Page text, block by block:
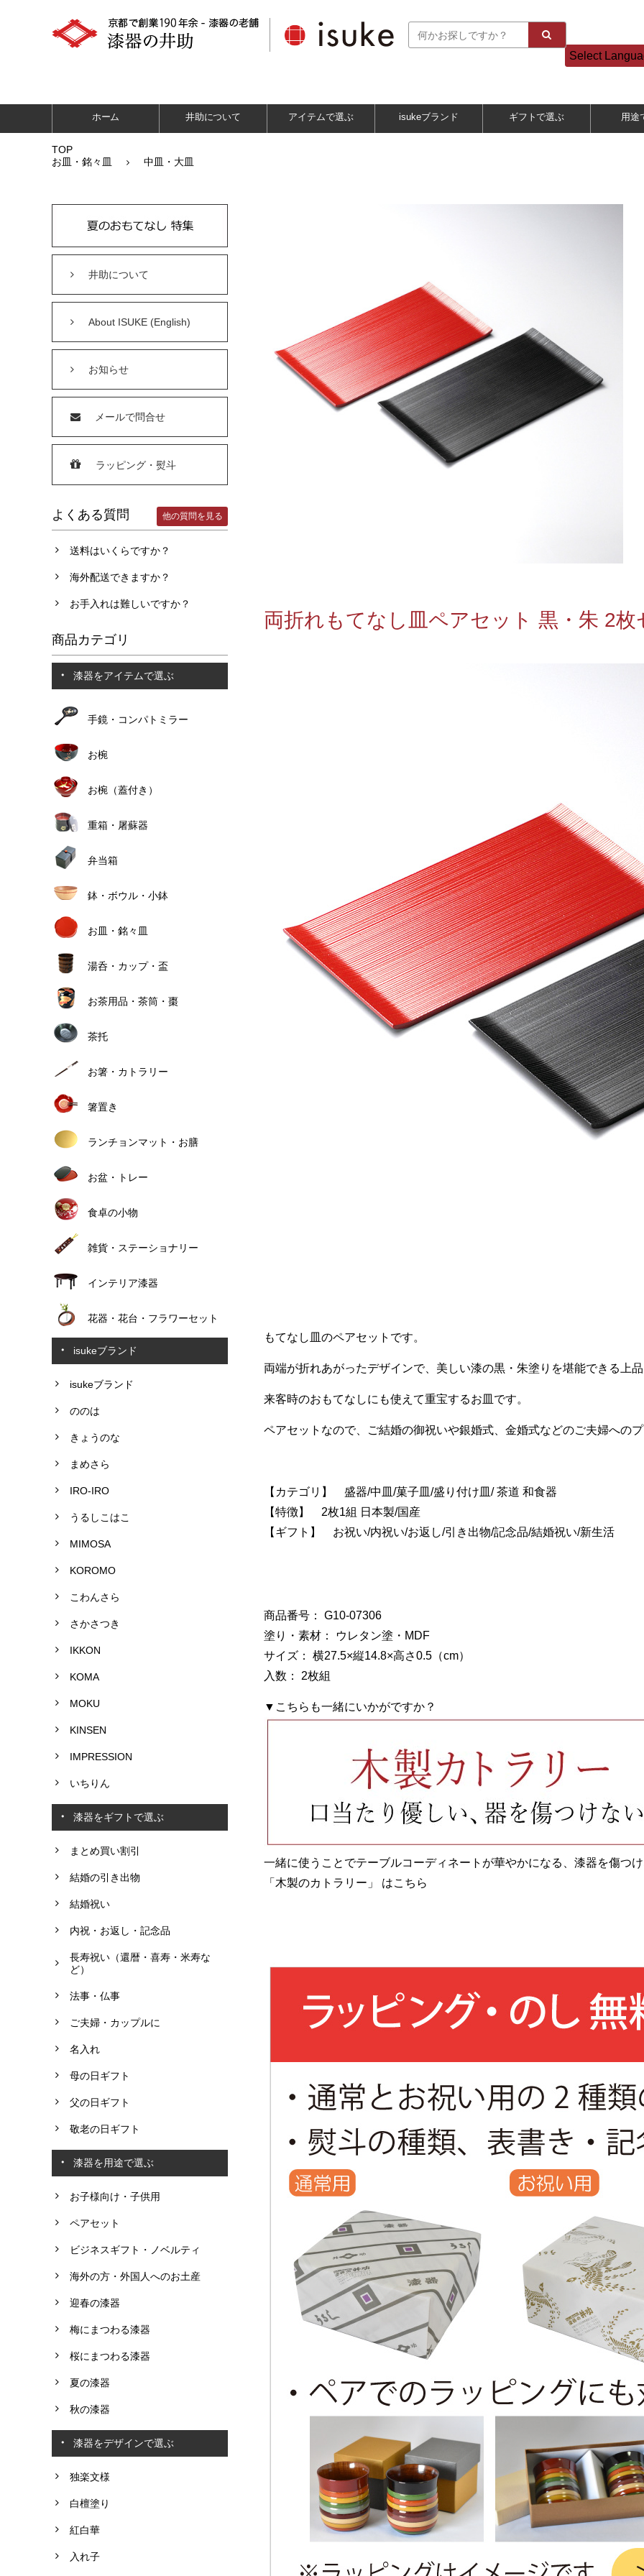
Select
ホーム 井助について アイテムで選ぶ isukeブランド ギフトで選ぶ 用途
TOP
お皿・銘々皿
中皿・大皿
井助について
About ISUKE (English)
お知らせ
メールで問合せ
ラッピング・熨斗
よくある質問 他の質問を見る
送料はいくらですか？
海外配送できますか？
お手入れは難しいですか？
商品カテゴリ
漆器をアイテムで選ぶ
手鏡・コンパトミラー
お椀
お椀（蓋付き）
重箱・屠蘇器
弁当箱
鉢・ボウル・小鉢
お皿・銘々皿
湯呑・カップ・盃
お茶用品・茶筒・棗
茶托
お箸・カトラリー
箸置き
ランチョンマット・お膳
お盆・トレー
食卓の小物
雑貨・ステーショナリー
インテリア漆器
花器・花台・フラワーセット
isukeブランド
isukeブランド
ののは
きょうのな
まめさら
IRO-IRO
うるしこはこ
MIMOSA
KOROMO
こわんさら
さかさつき
IKKON
KOMA
MOKU
KINSEN
IMPRESSION
いちりん
漆器をギフトで選ぶ
まとめ買い割引
結婚の引き出物
結婚祝い
内祝・お返し・記念品
長寿祝い（還暦・喜寿・米寿な
ど）
法事・仏事
ご夫婦・カップルに
名入れ
母の日ギフト
父の日ギフト
敬老の日ギフト
漆器を用途で選ぶ
お子様向け・子供用
ペアセット
ビジネスギフト・ノベルティ
海外の方・外国人へのお土産
迎春の漆器
梅にまつわる漆器
桜にまつわる漆器
夏の漆器
秋の漆器
漆器をデザインで選ぶ
独楽文様
白檀塗り
紅白華
入れ子
両折れもてなし皿ペアセット 黒・朱 2枚
もてなし皿のペアセットです。
両端が折れあがったデザインで、美しい漆の黒・朱塗りを堪能できる上
来客時のおもてなしにも使えて重宝するお皿です。
ペアセットなので、ご結婚の御祝いや銀婚式、金婚式などのご夫婦への
【カテゴリ】 盛器/中皿/菓子皿/盛り付け皿/ 茶道 和食器
【特徴】 2枚1組 日本製/国産
【ギフト】 お祝い/内祝い/お返し/引き出物/記念品/結婚祝い/新生活
商品番号： G10-07306
塗り・素材： ウレタン塗・MDF
サイズ： 横27.5×縦14.8×高さ0.5（cm）
入数： 2枚組
▼こちらも一緒にいかがですか？
一緒に使うことでテーブルコーディネートが華やかになる、漆器を傷つ
「木製のカトラリー」 はこちら